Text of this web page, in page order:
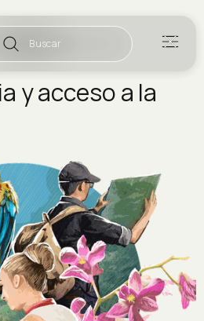
Buscar
y acceso a la